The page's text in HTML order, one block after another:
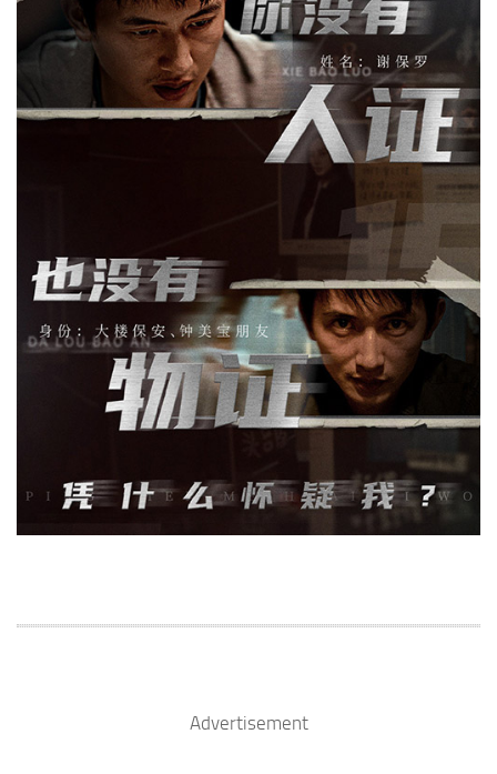
Advertisement